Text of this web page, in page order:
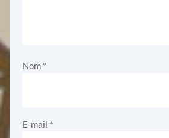
Nom *
E-mail *